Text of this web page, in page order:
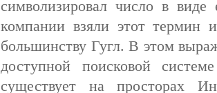
символизировал число в
компании взяли этот термин
большинству Гугл. В этом
доступной поисковой
существует на просторах